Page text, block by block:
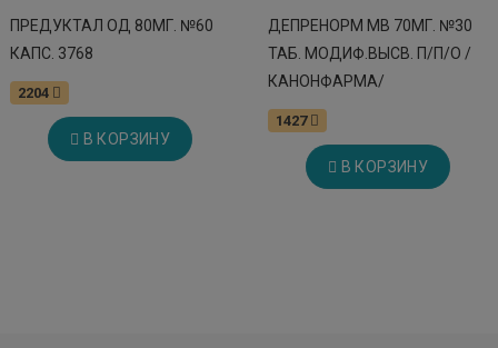
ПРЕДУКТАЛ ОД 80МГ. №60
КАПС. 3768
2204
В КОРЗИНУ
ДЕПРЕНОРМ МВ 70МГ. №30
ТАБ. МОДИФ.ВЫСВ. П/П/О /
КАНОНФАРМА/
1427
В КОРЗИНУ